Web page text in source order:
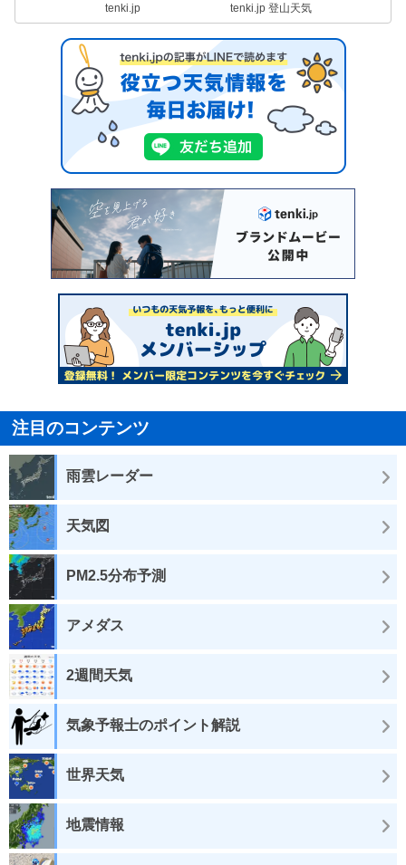
tenki.jp tenki.jp 登山天気
注目のコンテンツ
雨雲レーダー
天気図
PM2.5分布予測
アメダス
2週間天気
気象予報士のポイント解説
世界天気
地震情報